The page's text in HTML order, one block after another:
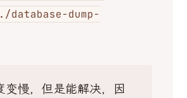
database-dump-
变慢，但是能解决，因